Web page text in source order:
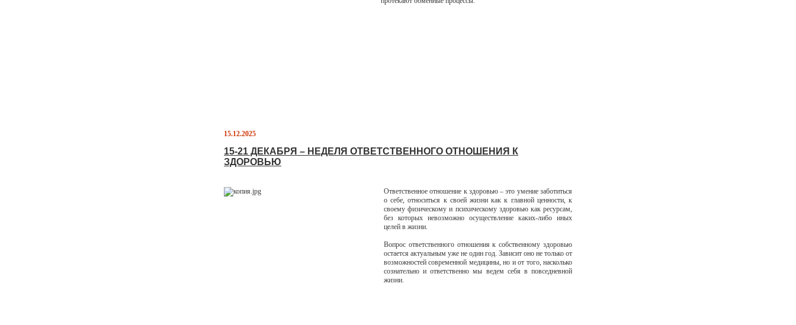
15.12.2025
15-21 ДЕКАБРЯ – НЕДЕЛЯ ОТВЕТСТВЕННОГО ОТНОШЕНИЯ К
ЗДОРОВЬЮ
Ответственное отношение к здоровью – это умение заботиться
о себе, относиться к своей жизни как к главной ценности, к
своему физическому и психическому здоровью как ресурсам,
без которых невозможно осуществление каких-либо иных
целей в жизни.
Вопрос ответственного отношения к собственному здоровью
остается актуальным уже не один год. Зависит оно не только от
возможностей современной медицины, но и от того, насколько
сознательно и ответственно мы ведем себя в повседневной
жизни.